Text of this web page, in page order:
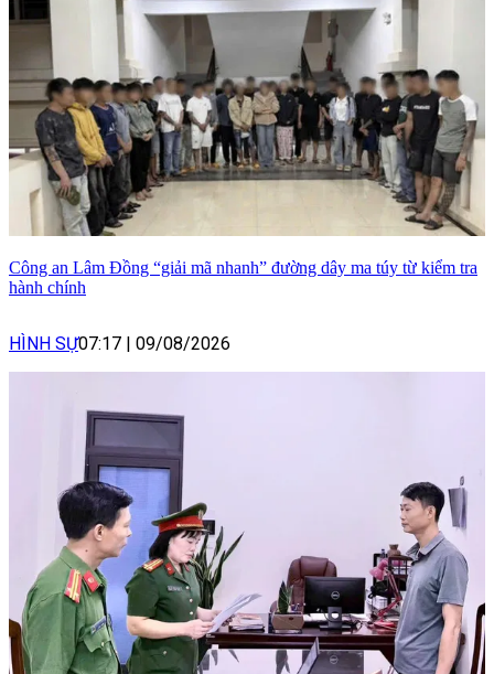
Công an Lâm Đồng “giải mã nhanh” đường dây ma túy từ kiểm tra
hành chính
HÌNH SỰ07:17 | 09/08/2026